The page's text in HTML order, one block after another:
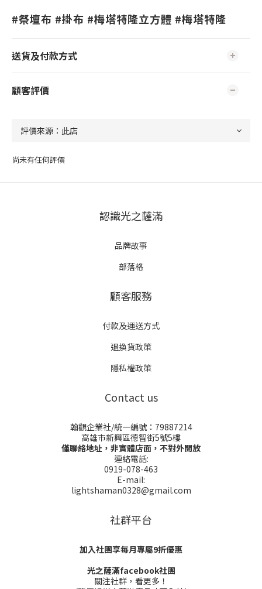
#祭壇布 #掛布 #梅塔特隆立方體 #梅塔特隆
送貨及付款方式
顧客評價
尚未有任何評價
認識光之薩滿
品牌故事
部落格
顧客服務
付款及運送方式
退換貨政策
隱私權政策
Contact us
翰觀企業社/統一編號：79887214
高雄市新興區德智街5號5樓
僅聯絡地址，非實體店面，不對外開放
連絡電話:
0919-078-463
E-mail:
lightshaman0328@gmail.com
社群平台
加入社團享每月專屬9折優惠
光之薩滿facebook社團
關注社群，看更多！